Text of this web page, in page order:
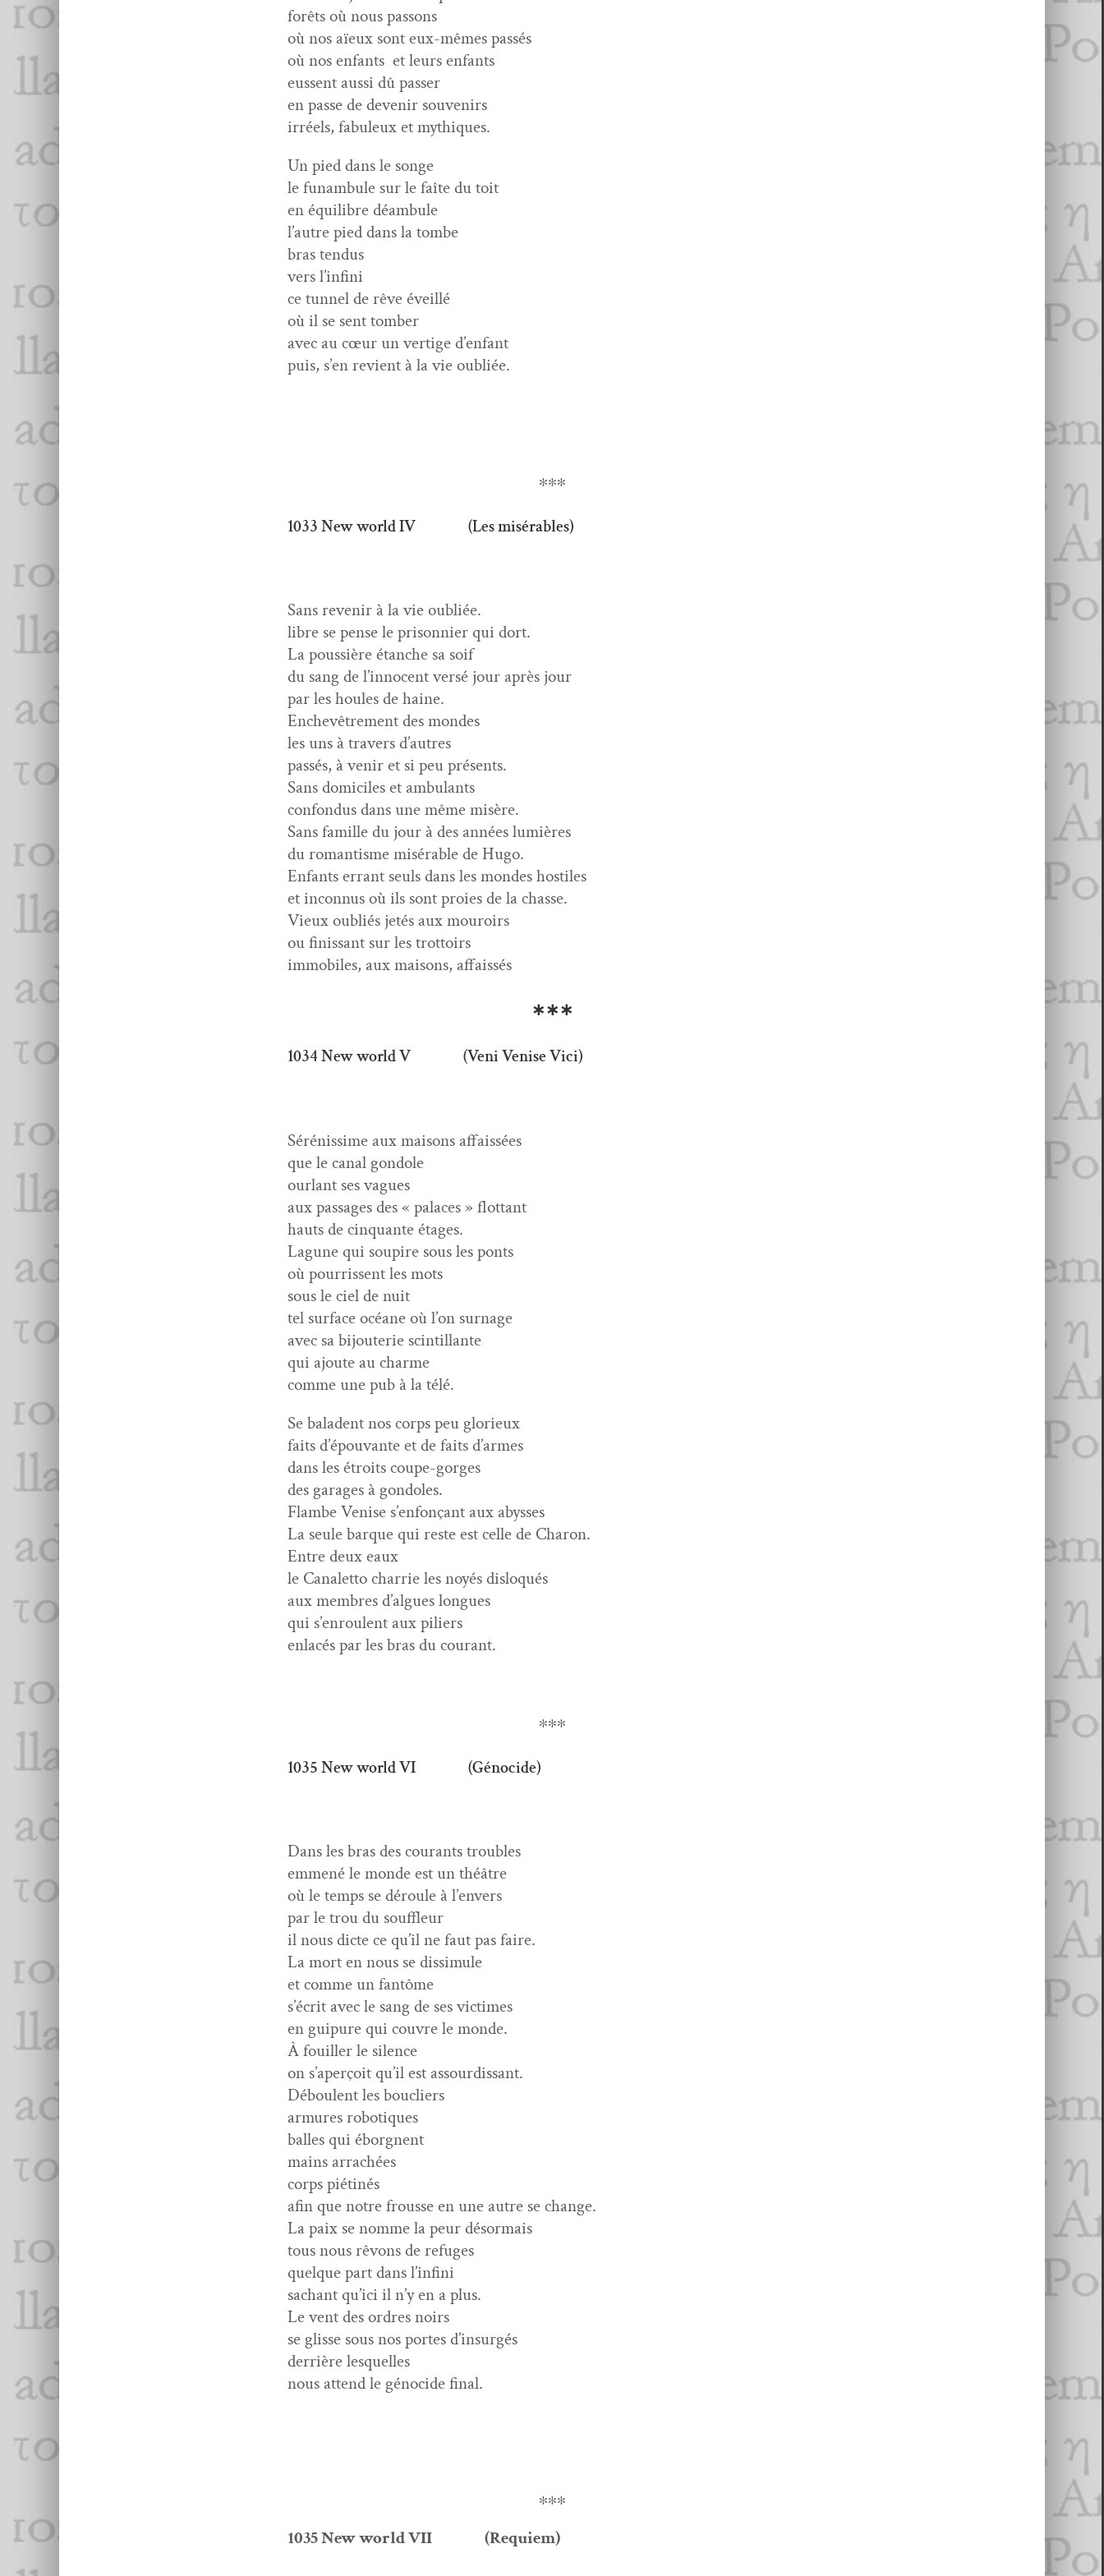
forêts où nous passons
où nos aïeux sont eux-mêmes passés
où nos enfants et leurs enfants
eussent aus­si dû passer
en passe de devenir souvenirs
irréels, fab­uleux et mythiques.
Un pied dans le songe
le funam­bule sur le faîte du toit
en équili­bre déambule
l’autre pied dans la tombe
bras tendus
vers l’infini
ce tun­nel de rêve éveillé
où il se sent tomber
avec au cœur un ver­tige d’enfant
puis, s’en revient à la vie oubliée.
∗∗∗
1033 New world IV (Les misérables)
Sans revenir à la vie oubliée.
libre se pense le pris­on­nier qui dort.
La pous­sière étanche sa soif
du sang de l’innocent ver­sé jour après jour
par les houles de haine.
Enchevêtrement des mondes
les uns à tra­vers d’autres
passés, à venir et si peu présents.
Sans domi­ciles et ambulants
con­fon­dus dans une même misère.
Sans famille du jour à des années lumières
du roman­tisme mis­érable de Hugo.
Enfants errant seuls dans les mon­des hostiles
et incon­nus où ils sont proies de la chasse.
Vieux oubliés jetés aux mouroirs
ou finis­sant sur les trottoirs
immo­biles, aux maisons, affaissés
∗∗∗
1034 New world V (Veni Venise Vici)
Sérénis­sime aux maisons affaissées
que le canal gondole
ourlant ses vagues
aux pas­sages des « palaces » flottant
hauts de cinquante étages.
Lagune qui soupire sous les ponts
où pour­ris­sent les mots
sous le ciel de nuit
tel sur­face océane où l’on surnage
avec sa bijouterie scintillante
qui ajoute au charme
comme une pub à la télé.
Se baladent nos corps peu glorieux
faits d’épouvante et de faits d’armes
dans les étroits coupe-gorges
des garages à gondoles.
Flambe Venise s’enfonçant aux abysses
La seule bar­que qui reste est celle de Charon.
Entre deux eaux
le Canalet­to char­rie les noyés disloqués
aux mem­bres d’algues longues
qui s’enroulent aux piliers
enlacés par les bras du courant.
∗∗∗
1035 New world VI (Génocide)
Dans les bras des courants troubles
emmené le monde est un théâtre
où le temps se déroule à l’envers
par le trou du souffleur
il nous dicte ce qu’il ne faut pas faire.
La mort en nous se dissimule
et comme un fantôme
s’écrit avec le sang de ses victimes
en guipure qui cou­vre le monde.
À fouiller le silence
on s’aperçoit qu’il est assourdissant.
Déboulent les boucliers
armures robotiques
balles qui éborgnent
mains arrachées
corps piétinés
afin que notre frousse en une autre se change.
La paix se nomme la peur désormais
tous nous rêvons de refuges
quelque part dans l’infini
sachant qu’ici il n’y en a plus.
Le vent des ordres noirs
se glisse sous nos portes d’insurgés
der­rière lesquelles
nous attend le géno­cide final.
∗∗∗
1035 New world VII (Requiem)